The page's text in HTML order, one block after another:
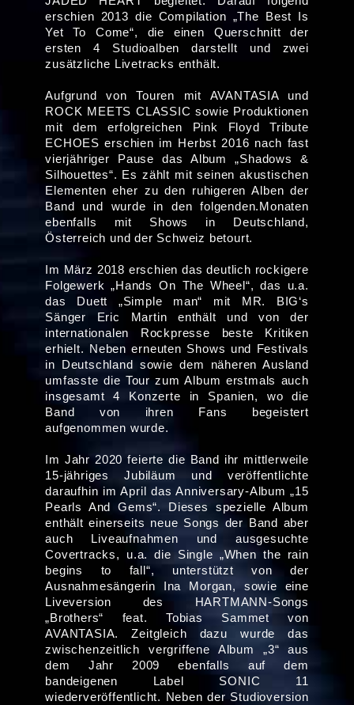
erschien 2013 die Compilation „The Best Is
Yet To Come“, die einen Querschnitt der
ersten 4 Studioalben darstellt und zwei
zusätzliche Livetracks enthält.
Aufgrund von Touren mit AVANTASIA und
ROCK MEETS CLASSIC sowie Produktionen
mit dem erfolgreichen Pink Floyd Tribute
ECHOES erschien im Herbst 2016 nach fast
vierjähriger Pause das Album „Shadows &
Silhouettes“. Es zählt mit seinen akustischen
Elementen eher zu den ruhigeren Alben der
Band und wurde in den folgenden.Monaten
ebenfalls mit Shows in Deutschland,
Österreich und der Schweiz betourt.
Im März 2018 erschien das deutlich rockigere
Folgewerk „Hands On The Wheel“, das u.a.
das Duett „Simple man“ mit MR. BIG‘s
Sänger Eric Martin enthält und von der
internationalen Rockpresse beste Kritiken
erhielt. Neben erneuten Shows und Festivals
in Deutschland sowie dem näheren Ausland
umfasste die Tour zum Album erstmals auch
insgesamt 4 Konzerte in Spanien, wo die
Band von ihren Fans begeistert
aufgenommen wurde.
Im Jahr 2020 feierte die Band ihr mittlerweile
15-jähriges Jubiläum und veröffentlichte
daraufhin im April das Anniversary-Album „15
Pearls And Gems“. Dieses spezielle Album
enthält einerseits neue Songs der Band aber
auch Liveaufnahmen und ausgesuchte
Covertracks, u.a. die Single „When the rain
begins to fall“, unterstützt von der
Ausnahmesängerin Ina Morgan, sowie eine
Liveversion des HARTMANN-Songs
„Brothers“ feat. Tobias Sammet von
AVANTASIA. Zeitgleich dazu wurde das
zwischenzeitlich vergriffene Album „3“ aus
dem Jahr 2009 ebenfalls auf dem
bandeigenen Label SONIC 11
wiederveröffentlicht. Neben der Studioversion